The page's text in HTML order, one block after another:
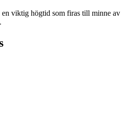
en viktig högtid som firas till minne av